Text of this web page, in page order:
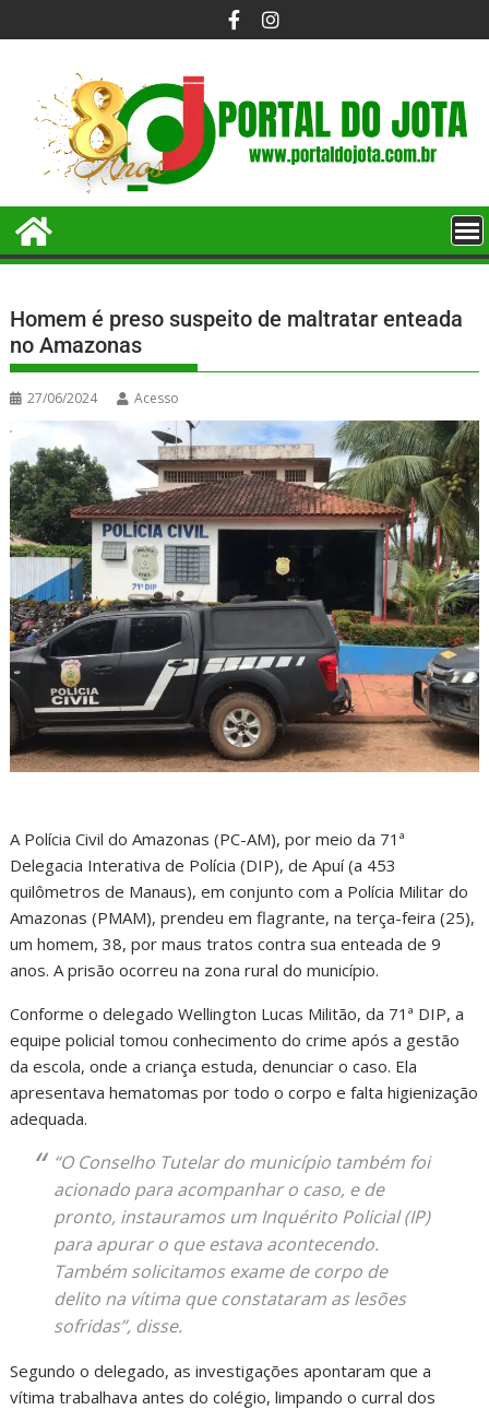
Homem é preso suspeito de maltratar enteada
no Amazonas
27/06/2024 Acesso
A Polícia Civil do Amazonas (PC-AM), por meio da 71ª
Delegacia Interativa de Polícia (DIP), de Apuí (a 453
quilômetros de Manaus), em conjunto com a Polícia Militar do
Amazonas (PMAM), prendeu em flagrante, na terça-feira (25),
um homem, 38, por maus tratos contra sua enteada de 9
anos. A prisão ocorreu na zona rural do município.
Conforme o delegado Wellington Lucas Militão, da 71ª DIP, a
equipe policial tomou conhecimento do crime após a gestão
da escola, onde a criança estuda, denunciar o caso. Ela
apresentava hematomas por todo o corpo e falta higienização
adequada.
“O Conselho Tutelar do município também foi
acionado para acompanhar o caso, e de
pronto, instauramos um Inquérito Policial (IP)
para apurar o que estava acontecendo.
Também solicitamos exame de corpo de
delito na vítima que constataram as lesões
sofridas”, disse.
Segundo o delegado, as investigações apontaram que a
vítima trabalhava antes do colégio, limpando o curral dos